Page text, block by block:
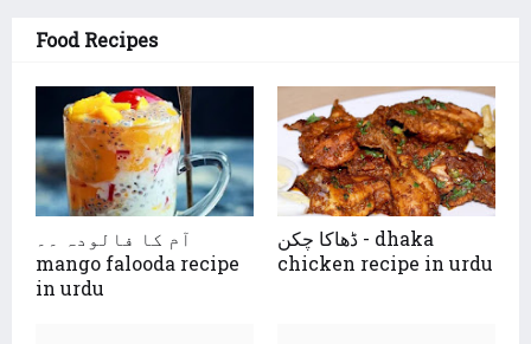
Food Recipes
آم کا فالودہ ۔۔
mango falooda recipe
in urdu
ڈھاکا چکن - dhaka
chicken recipe in urdu